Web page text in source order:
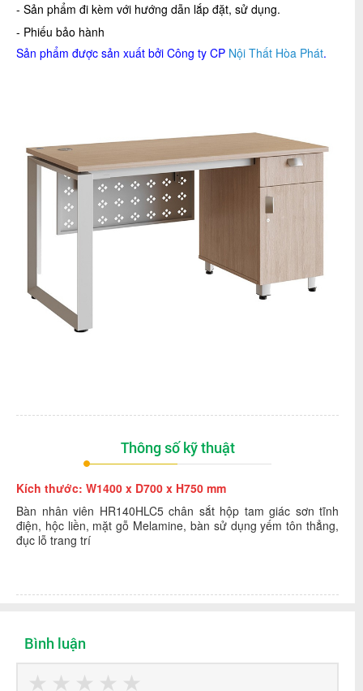
- Sản phẩm đi kèm với hướng dẫn lắp đặt, sử dụng.
- Phiếu bảo hành
Sản phẩm được sản xuất bởi Công ty CP Nội Thất Hòa Phát.
Thông số kỹ thuật
Kích thước: W1400 x D700 x H750 mm
Bàn nhân viên HR140HLC5 chân sắt hộp tam giác sơn tĩnh
điện, hộc liền, mặt gỗ Melamine, bàn sử dụng yếm tôn thẳng,
đục lỗ trang trí
Bình luận
★
★
★
★
★